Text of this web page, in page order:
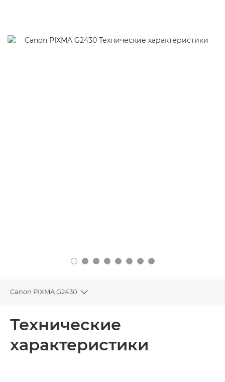
Canon PIXMA G2430
Toggle breadcrumbs
Технические характеристики
Технические
характеристики